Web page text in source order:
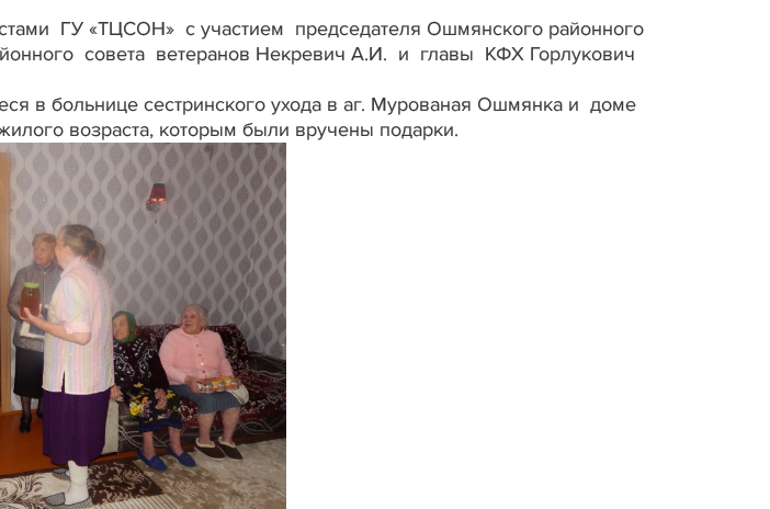
ГУ «ТЦСОН» с участием председателя Ошмянского районного
совета ветеранов Некревич А.И. и главы КФХ Горлукович
в больнице сестринского ухода в аг. Мурованая Ошмянка и доме
возраста, которым были вручены подарки.